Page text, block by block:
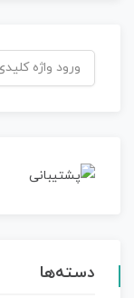
جستجو
برای:
دسته‌ها